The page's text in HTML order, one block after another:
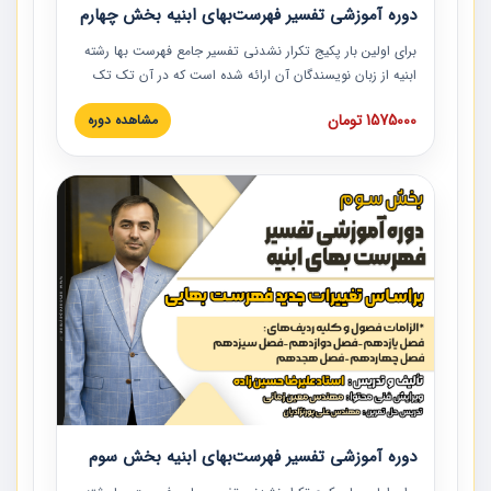
دوره آموزشی تفسیر فهرست‌بهای ابنیه بخش چهارم
برای اولین بار پکیج تکرار نشدنی تفسیر جامع فهرست بها رشته
ابنیه از زبان نویسندگان آن ارائه شده است که در آن تک تک
ردیف ها و مطالب فهرست بها تفسیر و ارائه شده است. این
دوره به صورت کامل تصویری بوده و به همراه تصاویر عملیات
دوره با کلام مهندس علیرضاحسین‌زاده مدیر پروژه مهندسی
مشاور در امر بازنگری فهرست بها رشته ابنیه ارائه شده و به تمام
همکارانی که در حوزه صنعت ساخت در حال فعالیت هستند حتما
توصیه می کنیم از مطالب این دوره استفاده نمایند.
1575000 تومان مشاهده دوره
دوره آموزشی تفسیر فهرست‌بهای ابنیه بخش سوم